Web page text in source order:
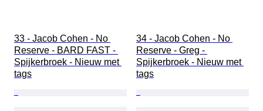
33 - Jacob Cohen - No
Reserve - BARD FAST -
Spijkerbroek - Nieuw met
tags
34 - Jacob Cohen - No
Reserve - Greg -
Spijkerbroek - Nieuw met
tags